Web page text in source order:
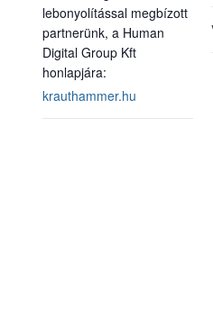
krauthammer.hu